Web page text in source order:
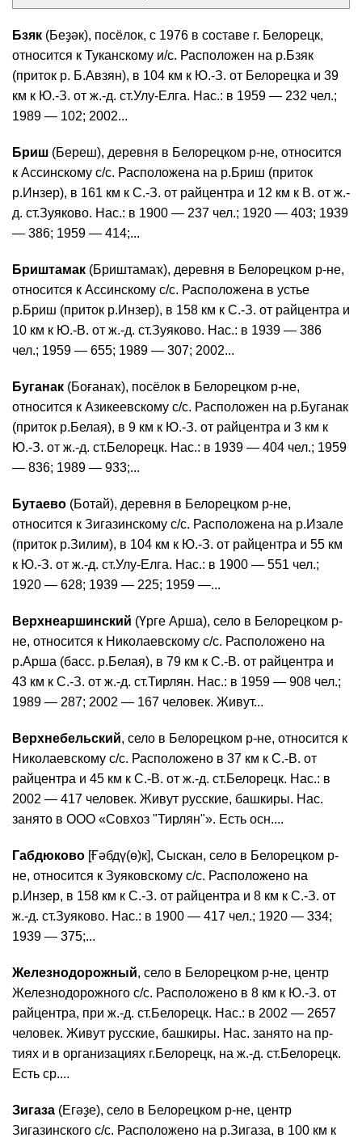
Бзяк (Беҙәк), посёлок, с 1976 в составе г. Белорецк,
относится к Туканскому и/с. Расположен на р.Бзяк
(приток р. Б.Авзян), в 104 км к Ю.-З. от Белорецка и 39
км к Ю.-З. от ж.-д. ст.Улу-Елга. Нас.: в 1959 — 232 чел.;
1989 — 102; 2002...
Бриш (Береш), деревня в Белорецком р-не, относится
к Ассинскому с/с. Расположена на р.Бриш (приток
р.Инзер), в 161 км к С.-З. от райцентра и 12 км к В. от ж.-
д. ст.Зуяково. Нас.: в 1900 — 237 чел.; 1920 — 403; 1939
— 386; 1959 — 414;...
Бриштамак (Бриштамаҡ), деревня в Белорецком р-не,
относится к Ассинскому с/с. Расположена в устье
р.Бриш (приток р.Инзер), в 158 км к С.-З. от райцентра и
10 км к Ю.-В. от ж.-д. ст.Зуяково. Нас.: в 1939 — 386
чел.; 1959 — 655; 1989 — 307; 2002...
Буганак (Боғанаҡ), посёлок в Белорецком р-не,
относится к Азикеевскому с/с. Расположен на р.Буганак
(приток р.Белая), в 9 км к Ю.-З. от райцентра и 3 км к
Ю.-З. от ж.-д. ст.Белорецк. Нас.: в 1939 — 404 чел.; 1959
— 836; 1989 — 933;...
Бутаево (Ботай), деревня в Белорецком р-не,
относится к Зигазинскому с/с. Расположена на р.Изале
(приток р.Зилим), в 104 км к Ю.-З. от райцентра и 55 км
к Ю.-З. от ж.-д. ст.Улу-Елга. Нас.: в 1900 — 551 чел.;
1920 — 628; 1939 — 225; 1959 —...
Верхнеаршинский (Үрге Арша), село в Белорецком р-
не, относится к Николаевскому с/с. Расположено на
р.Арша (басс. р.Белая), в 79 км к С.-В. от райцентра и
43 км к С.-З. от ж.-д. ст.Тирлян. Нас.: в 1959 — 908 чел.;
1989 — 287; 2002 — 167 человек. Живут...
Верхнебельский, село в Белорецком р-не, относится к
Николаевскому с/с. Расположено в 37 км к С.-В. от
райцентра и 45 км к С.-В. от ж.-д. ст.Белорецк. Нас.: в
2002 — 417 человек. Живут русские, башкиры. Нас.
занято в ООО «Совхоз "Тирлян"». Есть осн....
Габдюково [Ғәбдү(ө)к], Сыскан, село в Белорецком р-
не, относится к Зуяковскому с/с. Расположено на
р.Инзер, в 158 км к С.-З. от райцентра и 8 км к С.-З. от
ж.-д. ст.Зуяково. Нас.: в 1900 — 417 чел.; 1920 — 334;
1939 — 375;...
Железнодорожный, село в Белорецком р-не, центр
Железнодорожного с/с. Расположено в 8 км к Ю.-З. от
райцентра, при ж.-д. ст.Белорецк. Нас.: в 2002 — 2657
человек. Живут русские, башкиры. Нас. занято на пр-
тиях и в организациях г.Белорецк, на ж.-д. ст.Белорецк.
Есть ср....
Зигаза (Егәҙе), село в Белорецком р-не, центр
Зигазинского с/с. Расположено на р.Зигаза, в 100 км к